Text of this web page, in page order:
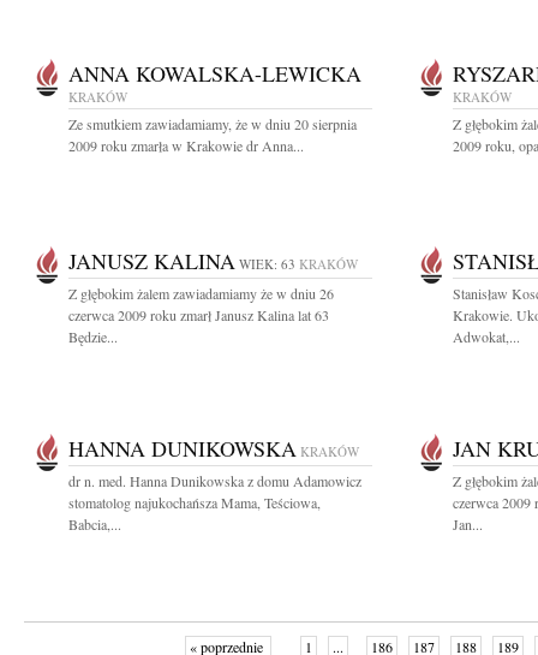
ANNA KOWALSKA-LEWICKA
KRAKÓW
Ze smutkiem zawiadamiamy, że w dniu 20 sierpnia
2009 roku zmarła w Krakowie dr Anna...
KRAKÓW
Z głębokim
2009 roku,
JANUSZ KALINA WIEK: 63 KRAKÓW
Z głębokim żalem zawiadamiamy że w dniu 26
czerwca 2009 roku zmarł Janusz Kalina lat 63
Będzie...
Stanisław
Krakowie.
Adwokat,...
HANNA DUNIKOWSKA KRAKÓW
dr n. med. Hanna Dunikowska z domu Adamowicz
stomatolog najukochańsza Mama, Teściowa,
Babcia,...
JAN
Z głębokim
czerwca 2009
Jan...
« poprzednie 1 ... 186 187 188 189